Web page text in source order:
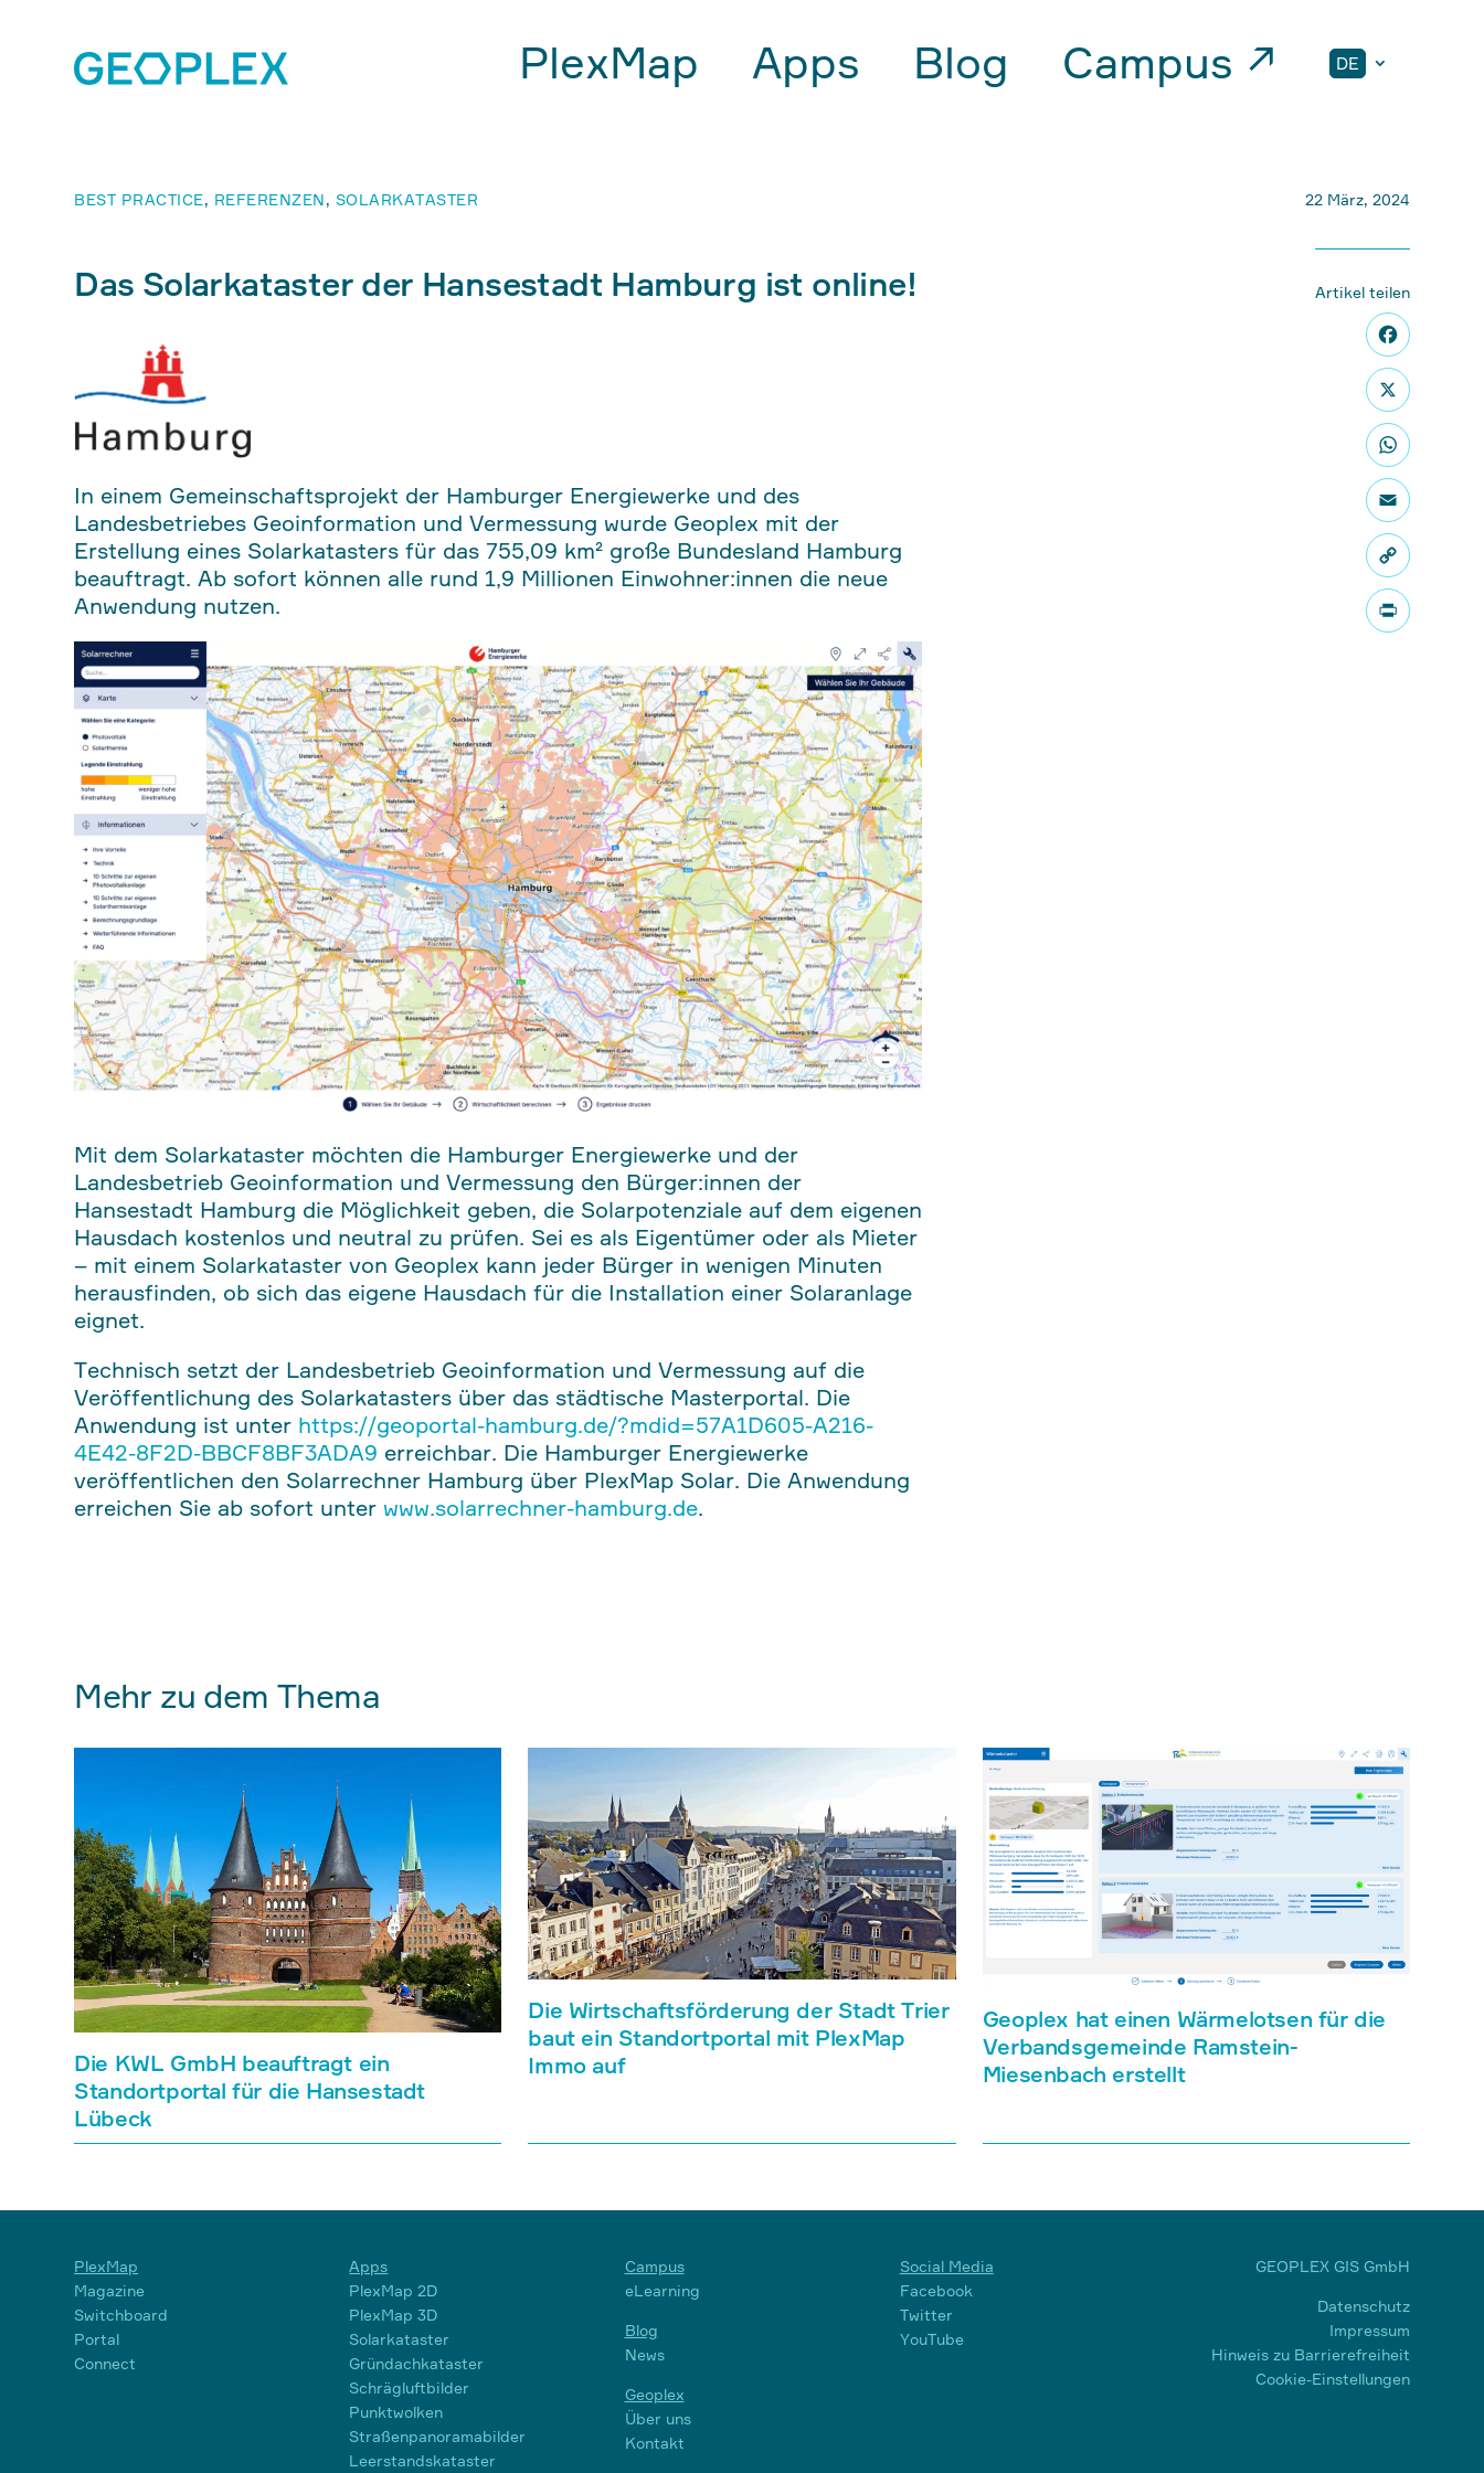
PlexMap Apps Blog Campus ↗ DE
BEST PRACTICE, REFERENZEN, SOLARKATASTER
Das Solarkataster der Hansestadt Hamburg ist online!
In einem Gemeinschaftsprojekt der Hamburger Energiewerke und des
Landesbetriebes Geoinformation und Vermessung wurde Geoplex mit der
Erstellung eines Solarkatasters für das 755,09 km² große Bundesland Hamburg
beauftragt. Ab sofort können alle rund 1,9 Millionen Einwohner:innen die neue
Anwendung nutzen.
Mit dem Solarkataster möchten die Hamburger Energiewerke und der
Landesbetrieb Geoinformation und Vermessung den Bürger:innen der
Hansestadt Hamburg die Möglichkeit geben, die Solarpotenziale auf dem eigenen
Hausdach kostenlos und neutral zu prüfen. Sei es als Eigentümer oder als Mieter
– mit einem Solarkataster von Geoplex kann jeder Bürger in wenigen Minuten
herausfinden, ob sich das eigene Hausdach für die Installation einer Solaranlage
eignet.
Technisch setzt der Landesbetrieb Geoinformation und Vermessung auf die
Veröffentlichung des Solarkatasters über das städtische Masterportal. Die
Anwendung ist unter https://geoportal-hamburg.de/?mdid=57A1D605-A216-
4E42-8F2D-BBCF8BF3ADA9 erreichbar. Die Hamburger Energiewerke
veröffentlichen den Solarrechner Hamburg über PlexMap Solar. Die Anwendung
erreichen Sie ab sofort unter www.solarrechner-hamburg.de.
22 März, 2024
Artikel teilen
Mehr zu dem Thema
Die KWL GmbH beauftragt ein
Standortportal für die Hansestadt
Lübeck
Die Wirtschaftsförderung der Stadt Trier
baut ein Standortportal mit PlexMap
Immo auf
Geoplex hat einen Wärmelotsen für die
Verbandsgemeinde Ramstein-
Miesenbach erstellt
PlexMap
Magazine
Switchboard
Portal
Connect
Apps
PlexMap 2D
PlexMap 3D
Solarkataster
Gründachkataster
Schrägluftbilder
Punktwolken
Straßenpanoramabilder
Leerstandskataster
Campus
eLearning
Blog
News
Geoplex
Über uns
Kontakt
Social Media
Facebook
Twitter
YouTube
GEOPLEX GIS GmbH
Datenschutz
Impressum
Hinweis zu Barrierefreiheit
Cookie-Einstellungen